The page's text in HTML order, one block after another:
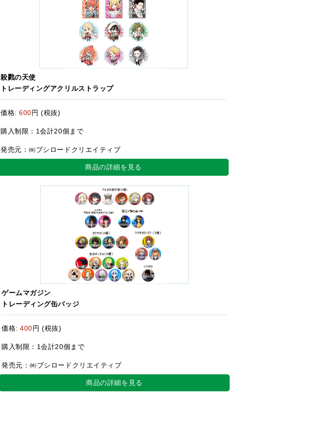
殺戮の天使
トレーディングアクリルストラップ
価格:600円 (税抜)
購入制限：1会計20個まで
発売元：㈱ブシロードクリエイティブ
商品の詳細を見る
ゲームマガジン
トレーディング缶バッジ
価格:400円 (税抜)
購入制限：1会計20個まで
発売元：㈱ブシロードクリエイティブ
商品の詳細を見る